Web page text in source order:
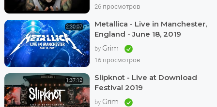
26 просмотров
2:30:07
Metallica - Live in Manchester,
England - June 18, 2019
by Grim
16 просмотров
1:37:12
Slipknot - Live at Download
Festival 2019
by Grim